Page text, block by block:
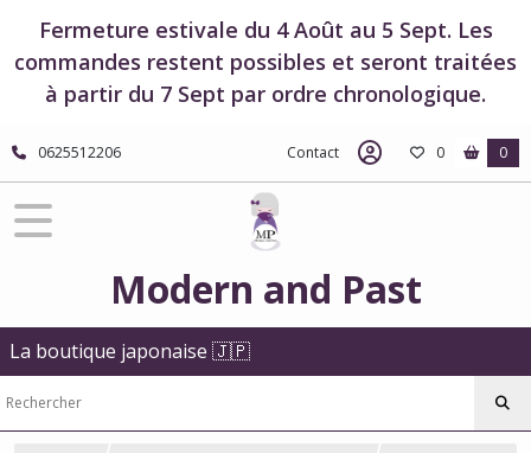
Fermeture estivale du 4 Août au 5 Sept. Les
commandes restent possibles et seront traitées
à partir du 7 Sept par ordre chronologique.
0625512206 Contact 0 0
Modern and Past
La boutique japonaise 🇯🇵